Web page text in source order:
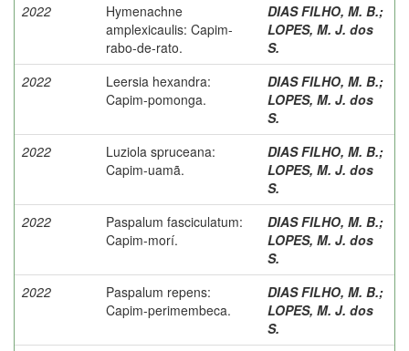
2022
Hymenachne
amplexicaulis: Capim-
rabo-de-rato.
DIAS FILHO, M. B.;
LOPES, M. J. dos
S.
2022
Leersia hexandra:
Capim-pomonga.
DIAS FILHO, M. B.;
LOPES, M. J. dos
S.
2022
Luziola spruceana:
Capim-uamã.
DIAS FILHO, M. B.;
LOPES, M. J. dos
S.
2022
Paspalum fasciculatum:
Capim-morí.
DIAS FILHO, M. B.;
LOPES, M. J. dos
S.
2022
Paspalum repens:
Capim-perimembeca.
DIAS FILHO, M. B.;
LOPES, M. J. dos
S.